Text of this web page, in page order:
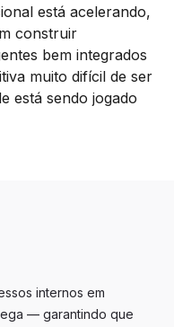
está acelerando,
construir
bem integrados
muito difícil de ser
está sendo jogado
internos em
— garantindo que